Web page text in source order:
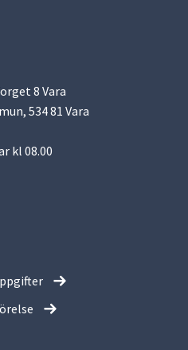
8 Vara
534 81 Vara
kl 08.00